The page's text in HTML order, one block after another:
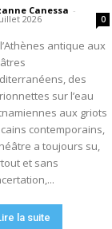
Canessa -
2026 0
antique aux
des
sur l’eau
aux griots
contemporains,
a toujours su,
et sans
la suite